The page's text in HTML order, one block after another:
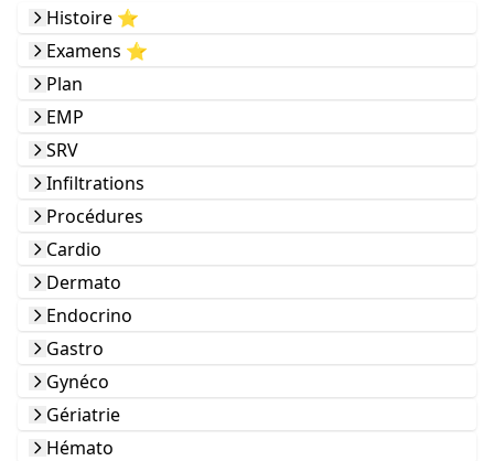
Histoire ⭐️
Examens ⭐️
Plan
EMP
SRV
Infiltrations
Procédures
Cardio
Dermato
Endocrino
Gastro
Gynéco
Gériatrie
Hémato